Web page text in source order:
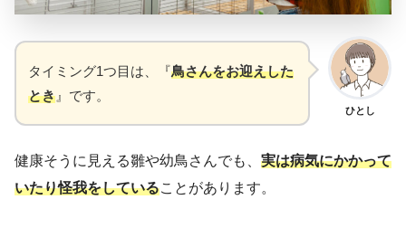
ひとし
タイミング1つ目は、『鳥さんをお迎えした
とき 』です。
健康そうに見える雛や幼鳥さんでも、 実は病気にかかって
いたり怪我をしていることがあります。